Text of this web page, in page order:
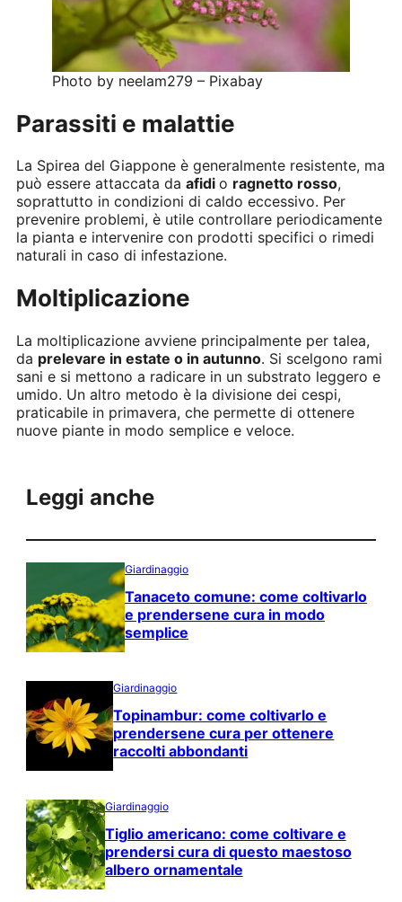
Photo by neelam279 – Pixabay
Parassiti e malattie
La Spirea del Giappone è generalmente resistente, ma
può essere attaccata da afidi o ragnetto rosso,
soprattutto in condizioni di caldo eccessivo. Per
prevenire problemi, è utile controllare periodicamente
la pianta e intervenire con prodotti specifici o rimedi
naturali in caso di infestazione.
Moltiplicazione
La moltiplicazione avviene principalmente per talea,
da prelevare in estate o in autunno. Si scelgono rami
sani e si mettono a radicare in un substrato leggero e
umido. Un altro metodo è la divisione dei cespi,
praticabile in primavera, che permette di ottenere
nuove piante in modo semplice e veloce.
Leggi anche
Giardinaggio
Tanaceto comune: come coltivarlo
e prendersene cura in modo
semplice
Giardinaggio
Topinambur: come coltivarlo e
prendersene cura per ottenere
raccolti abbondanti
Giardinaggio
Tiglio americano: come coltivare e
prendersi cura di questo maestoso
albero ornamentale